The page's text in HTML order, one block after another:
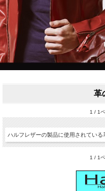
革
1 / 1
ハルフレザーの製品に使用されてい
1 / 1